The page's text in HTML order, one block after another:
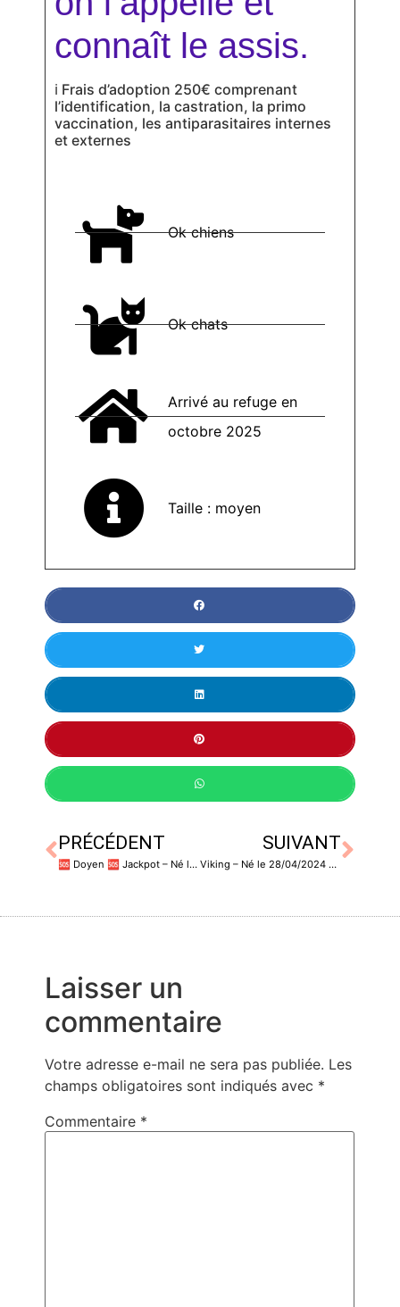
connaît le assis.
ℹ Frais d’adoption 250€ comprenant
l’identification, la castration, la primo
vaccination, les antiparasitaires internes
et externes
Ok chiens
Ok chats
Arrivé au refuge en
octobre 2025
Taille : moyen
PRÉCÉDENT
🆘️ Doyen 🆘️ Jackpot – Né le 30/12/2014 – Castré
SUIVANT
Viking – Né le 28/04/2024 – Castré
Laisser un
commentaire
Votre adresse e-mail ne sera pas publiée. Les
champs obligatoires sont indiqués avec *
Commentaire *